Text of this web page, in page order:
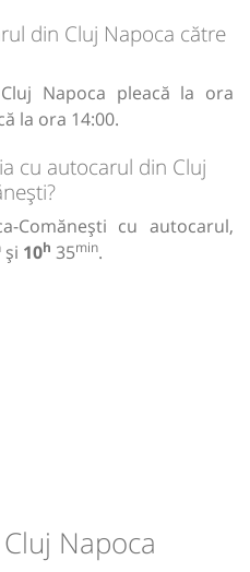
din Cluj Napoca către
Napoca pleacă la ora
la ora 14:00.
cu autocarul din Cluj
Comănești cu autocarul,
și 10h 35min.
Napoca